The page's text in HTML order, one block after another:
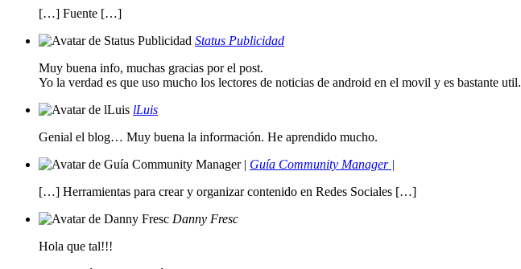
[…] Fuente […]
Status Publicidad
Muy buena info, muchas gracias por el post.
Yo la verdad es que uso mucho los lectores de noticias de android en el movil y es bastante util.
lLuis
Genial el blog… Muy buena la información. He aprendido mucho.
Guía Community Manager |
[…] Herramientas para crear y organizar contenido en Redes Sociales […]
Danny Fresc
Hola que tal!!!